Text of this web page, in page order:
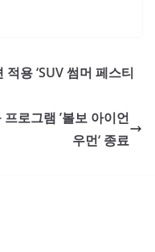
용 ‘SUV 썸머 페스티
로그램 ’볼보 아이언
우먼‘ 종료